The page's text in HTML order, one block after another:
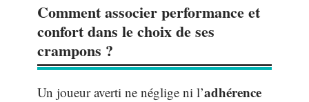
Comment associer performance et
confort dans le choix de ses
crampons ?
Un joueur averti ne néglige ni l’adhérence